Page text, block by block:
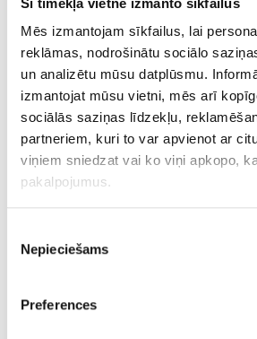
Mēs izmantojam sīkfailus, lai
reklāmas, nodrošinātu sociālo
un analizētu mūsu datplūsmu.
izmantojat mūsu vietni, mēs arī
sociālās saziņas līdzekļu,
partneriem, kuri to var apvienot ar
viņiem sniedzat vai ko viņi apkopo,
pakalpojumus.
izvēle
Nepieciešams
Preferences
€ 8.00
PIEVIENOT